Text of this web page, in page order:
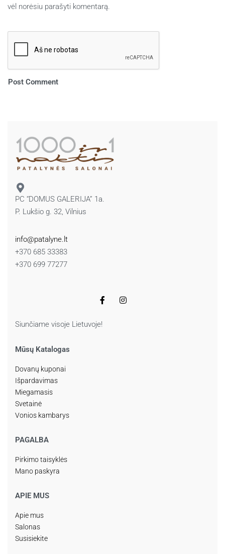
vėl norėsiu parašyti komentarą.
PC “DOMUS GALERIJA” 1a.
P. Lukšio g. 32, Vilnius
info@patalyne.lt
+370 685 33383
+370 699 77277
Siunčiame visoje Lietuvoje!
Mūsų Katalogas
Dovanų kuponai
Išpardavimas
Miegamasis
Svetainė
Vonios kambarys
PAGALBA
Pirkimo taisyklės
Mano paskyra
APIE MUS
Apie mus
Salonas
Susisiekite